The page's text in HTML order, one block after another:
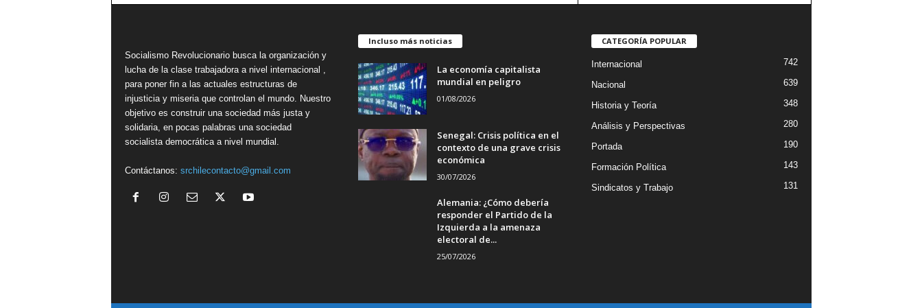
Socialismo Revolucionario busca la organización y
lucha de la clase trabajadora a nivel internacional ,
para poner fin a las actuales estructuras de
injusticia y miseria que controlan el mundo. Nuestro
objetivo es construir una sociedad más justa y
solidaria, en pocas palabras una sociedad
socialista democrática a nivel mundial.
Contáctanos: srchilecontacto@gmail.com
Incluso más noticias
La economía capitalista
mundial en peligro
01/08/2026
Senegal: Crisis política en el
contexto de una grave crisis
económica
30/07/2026
Alemania: ¿Cómo debería
responder el Partido de la
Izquierda a la amenaza
electoral de...
25/07/2026
CATEGORÍA POPULAR
Internacional 742
Nacional 639
Historia y Teoría 348
Análisis y Perspectivas 280
Portada 190
Formación Política 143
Sindicatos y Trabajo 131